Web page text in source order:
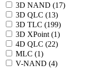
3D NAND (17)
3D QLC (13)
3D TLC (199)
3D XPoint (1)
4D QLC (22)
MLC (1)
V-NAND (4)